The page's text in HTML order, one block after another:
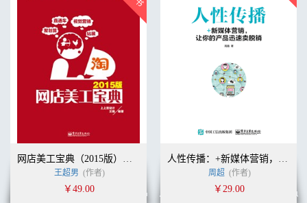
网店美工宝典（2015版）（全彩）
王超男 (作者)
￥49.00
人性传播：+新媒体营销，让你的产品迅速卖脱销
周超 (作者)
￥29.00